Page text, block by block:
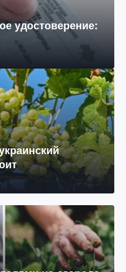
удостоверение: